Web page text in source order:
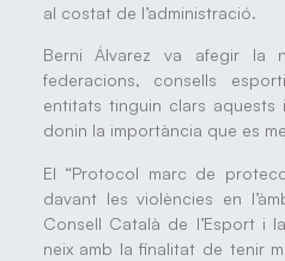
al costat de l’administració.
Berni Álvarez va afegir la
federacions, consells
entitats tinguin clars aquests
donin la importància que es
El “Protocol marc de
davant les violències en
Consell Català de l’Esport i
neix amb la finalitat de tenir